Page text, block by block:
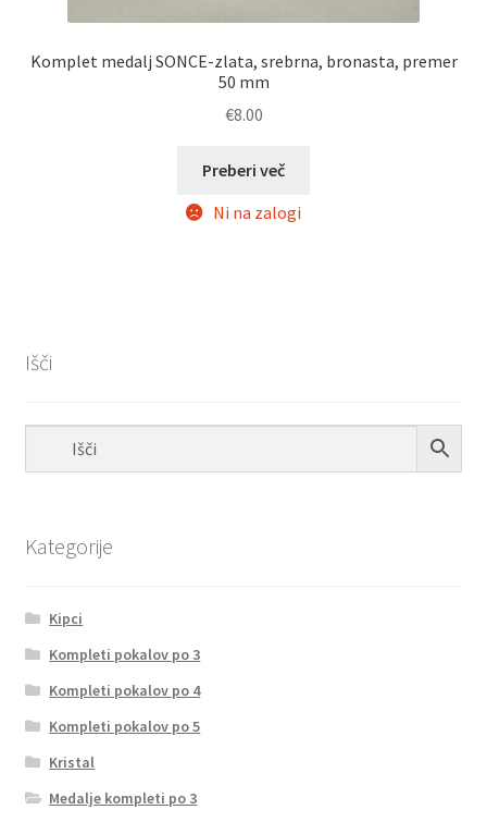
Komplet medalj SONCE-zlata, srebrna, bronasta, premer
50 mm
€8.00
Preberi več
Ni na zalogi
Išči
Kategorije
Kipci
Kompleti pokalov po 3
Kompleti pokalov po 4
Kompleti pokalov po 5
Kristal
Medalje kompleti po 3